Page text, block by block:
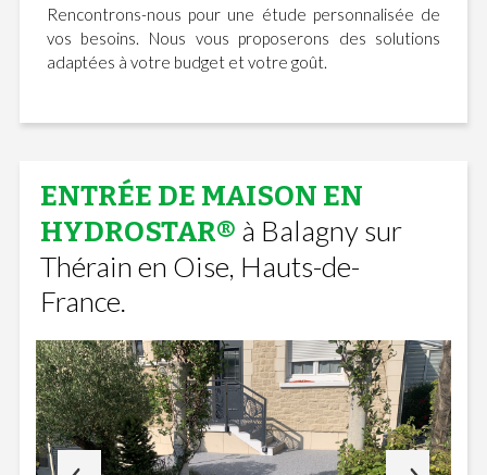
Rencontrons-nous pour une étude personnalisée de
vos besoins. Nous vous proposerons des solutions
adaptées à votre budget et votre goût.
ENTRÉE DE MAISON EN
HYDROSTAR® à Balagny sur
Thérain en Oise, Hauts-de-
France.